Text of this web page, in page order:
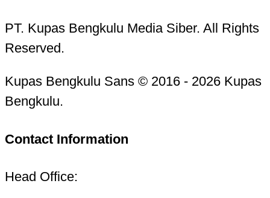
PT. Kupas Bengkulu Media Siber. All Rights
Reserved.
Kupas Bengkulu Sans © 2016 - 2026 Kupas
Bengkulu.
Contact Information
Head Office: